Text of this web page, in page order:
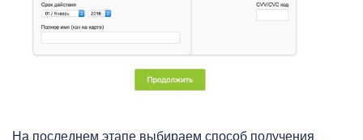
На последнем этапе выбираем способ получения